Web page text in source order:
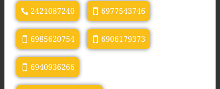
2421087240 6977543746
6985620754 6906179373
6940936266